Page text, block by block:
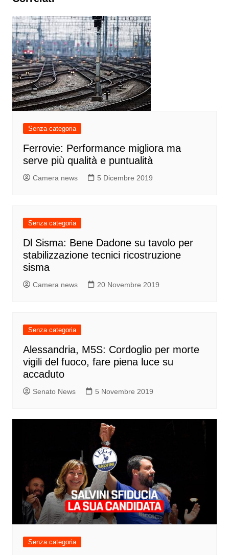
Senza categoria
Ferrovie: Performance migliora ma
serve più qualità e puntualità
Camera news 5 Dicembre 2019
Senza categoria
Dl Sisma: Bene Dadone su tavolo per
stabilizzazione tecnici ricostruzione
sisma
Camera news 20 Novembre 2019
Senza categoria
Alessandria, M5S: Cordoglio per morte
vigili del fuoco, fare piena luce su
accaduto
Senato News 5 Novembre 2019
Senza categoria